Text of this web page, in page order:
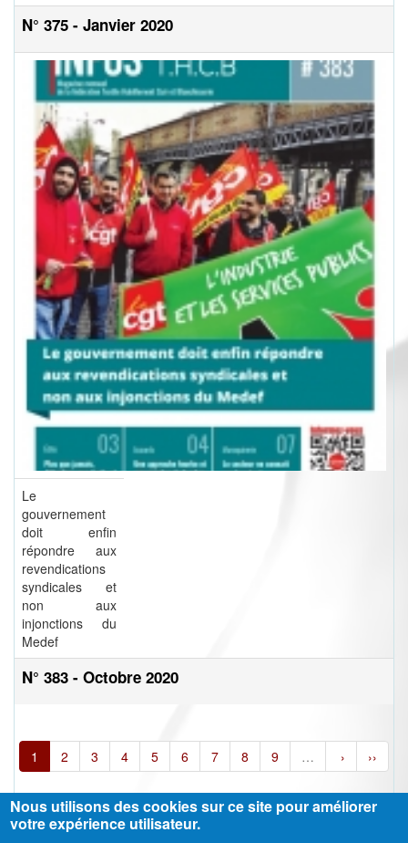
N° 375 - Janvier 2020
Le
gouvernement
doit enfin
répondre aux
revendications
syndicales et
non aux
injonctions du
Medef
N° 383 - Octobre 2020
1 2 3 4 5 6 7 8 9 … › ››
Nous utilisons des cookies sur ce site pour améliorer
votre expérience utilisateur.